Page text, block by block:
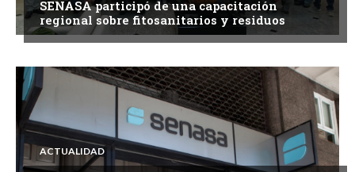
SENASA participó de una capacitación
regional sobre fitosanitarios y residuos
ACTUALIDAD